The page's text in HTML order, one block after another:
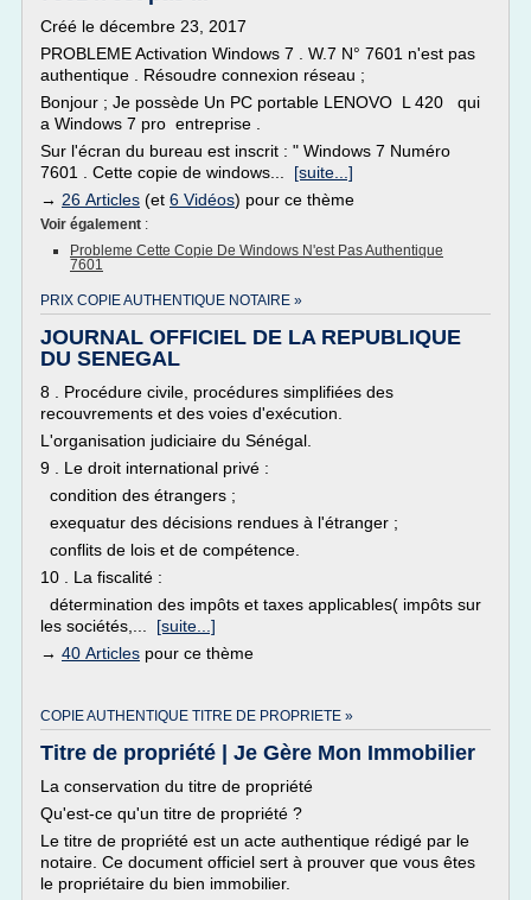
Créé le décembre 23, 2017
PROBLEME Activation Windows 7 . W.7 N° 7601 n'est pas
authentique . Résoudre connexion réseau ;
Bonjour ; Je possède Un PC portable LENOVO L 420 qui
a Windows 7 pro entreprise .
Sur l'écran du bureau est inscrit : " Windows 7 Numéro
7601 . Cette copie de windows... [suite...]
→ 26 Articles (et 6 Vidéos) pour ce thème
Voir également :
Probleme Cette Copie De Windows N'est Pas Authentique
7601
PRIX COPIE AUTHENTIQUE NOTAIRE »
JOURNAL OFFICIEL DE LA REPUBLIQUE
DU SENEGAL
8 . Procédure civile, procédures simplifiées des
recouvrements et des voies d'exécution.
L'organisation judiciaire du Sénégal.
9 . Le droit international privé :
condition des étrangers ;
exequatur des décisions rendues à l'étranger ;
conflits de lois et de compétence.
10 . La fiscalité :
détermination des impôts et taxes applicables( impôts sur
les sociétés,... [suite...]
→ 40 Articles pour ce thème
COPIE AUTHENTIQUE TITRE DE PROPRIETE »
Titre de propriété | Je Gère Mon Immobilier
La conservation du titre de propriété
Qu'est-ce qu'un titre de propriété ?
Le titre de propriété est un acte authentique rédigé par le
notaire. Ce document officiel sert à prouver que vous êtes
le propriétaire du bien immobilier.